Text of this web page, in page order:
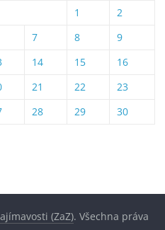
1
2
7 8
9
14 15
16
21 22
23
28 29 30
(ZaZ). Všechna práva